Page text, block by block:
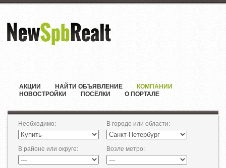
АКЦИИ НАЙТИ ОБЪЯВЛЕНИЕ
КОМПАНИИ
НОВОСТРОЙКИ
ПОСЁЛКИ О ПОРТАЛЕ
Необходимо: В городе или области:
В районе или округе: Возле метро: